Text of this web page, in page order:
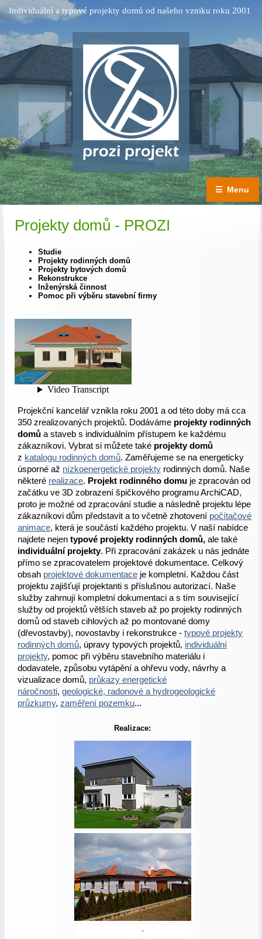
Individuální a typové projekty domů od našeho vzniku roku 2001
☰ Menu
Projekty domů - PROZI
Studie
Projekty rodinných domů
Projekty bytových domů
Rekonstrukce
Inženýrská činnost
Pomoc při výběru stavební firmy
Projekční kancelář vznikla roku 2001 a od této doby má cca
350 zrealizovaných projektů. Dodáváme projekty rodinných
domů a staveb s individuálním přístupem ke každému
zákazníkovi. Vybrat si můžete také projekty domů
z katalogu rodinných domů. Zaměřujeme se na energeticky
úsporné až nízkoenergetické projekty rodinných domů. Naše
některé realizace. Projekt rodinného domu je zpracován od
začátku ve 3D zobrazení špičkového programu ArchiCAD,
proto je možné od zpracování studie a následně projektu lépe
zákazníkovi dům představit a to včetně zhotovení počítačové
animace, která je součástí každého projektu. V naší nabídce
najdete nejen typové projekty rodinných domů, ale také
individuální projekty. Při zpracování zakázek u nás jednáte
přímo se zpracovatelem projektové dokumentace. Celkový
obsah projektové dokumentace je kompletní. Každou část
projektu zajišťují projektanti s příslušnou autorizací. Naše
služby zahrnují kompletní dokumentaci a s tím související
služby od projektů větších staveb až po projekty rodinných
domů od staveb cihlových až po montované domy
(dřevostavby), novostavby i rekonstrukce - typové projekty
rodinných domů, úpravy typových projektů, individuální
projekty, pomoc při výběru stavebního materiálu i
dodavatele, způsobu vytápění a ohřevu vody, návrhy a
vizualizace domů, průkazy energetické
náročnosti, geologické, radonové a hydrogeologické
průzkumy, zaměření pozemku...
Realizace: